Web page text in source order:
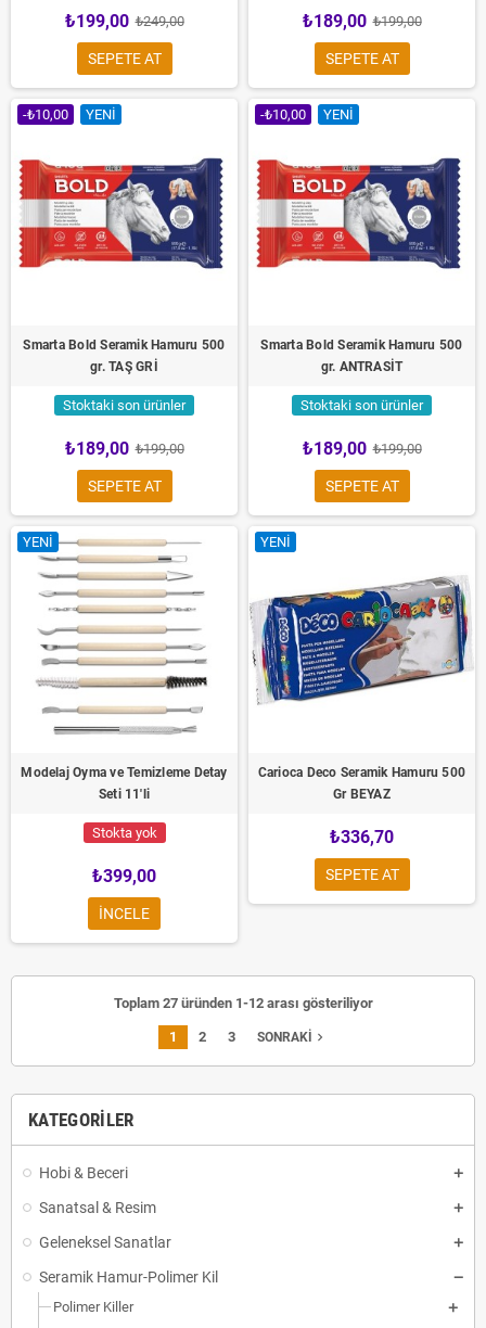
KATEGORILER
Hobi & Beceri
Sanatsal & Resim
Geleneksel Sanatlar
Seramik Hamur-Polimer Kil
Polimer Killer
₺199,00 ₺249,00
SEPETE AT
₺189,00 ₺199,00
SEPETE AT
-₺10,00 YENI
Smarta Bold Seramik Hamuru 500
gr. TAŞ GRİ
Stoktaki son ürünler
₺189,00 ₺199,00
SEPETE AT
-₺10,00 YENI
Smarta Bold Seramik Hamuru 500
gr. ANTRASİT
Stoktaki son ürünler
₺189,00 ₺199,00
SEPETE AT
YENI
Modelaj Oyma ve Temizleme Detay
Seti 11'li
Stokta yok
₺399,00
INCELE
YENI
Carioca Deco Seramik Hamuru 500
Gr BEYAZ
₺336,70
SEPETE AT
Toplam 27 üründen 1-12 arası gösteriliyor
1 2 3 SONRAKI navigate_next